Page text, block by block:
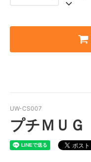
UW-CS007
プチＭＵＧ